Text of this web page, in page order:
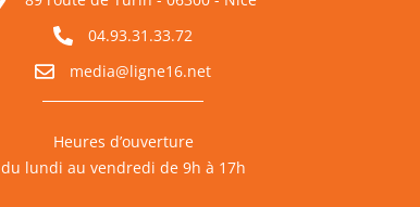
04.93.31.33.72
media@ligne16.net
Heures d’ouverture
du lundi au vendredi de 9h à 17h